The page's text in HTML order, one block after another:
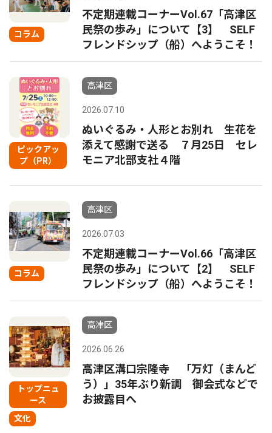
コラム
不定期連載コーナーVol.67「高津区
民祭の歩み」について【3】 SELF
フレンドシップ（船）へようこそ！
ピックアッ
プ（PR）
高津区
2026.07.10
ぬいぐるみ・人形とお別れ 生花を
添えて感謝で送る ７月25日 セレ
モニア北部支社４階
コラム
高津区
2026.07.03
不定期連載コーナーVol.66「高津区
民祭の歩み」について【2】 SELF
フレンドシップ（船）へようこそ！
トップニュ
ース
文化
高津区
2026.06.26
高津区溝口宗隆寺 「万灯（まんど
う）」35年ぶり新調 御会式などで
お披露目へ